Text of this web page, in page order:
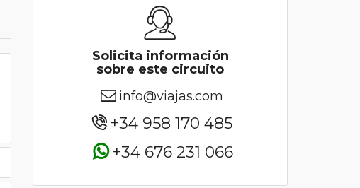
Solicita información
sobre este circuito
info@viajas.com
+34 958 170 485
+34 676 231 066